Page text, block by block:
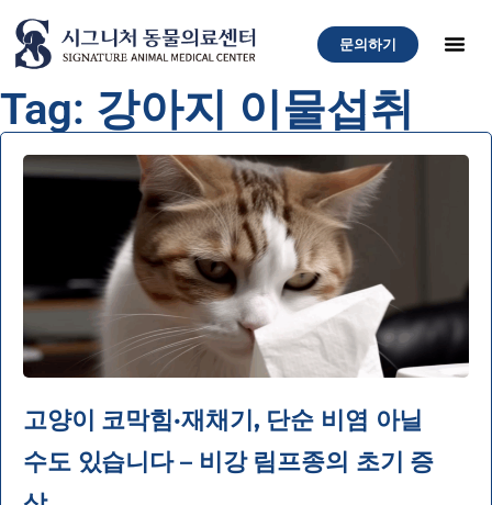
문의하기
Tag: 강아지 이물섭취
고양이 코막힘·재채기, 단순 비염 아닐
수도 있습니다 – 비강 림프종의 초기 증